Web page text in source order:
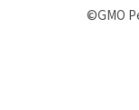
©GMO